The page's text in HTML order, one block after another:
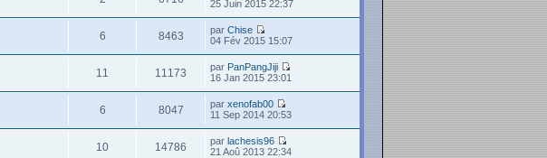
25 Juin 2015 22:37
6 8463 par Chise
04 Fév 2015 15:07
11 11173 par PanPangJiji
16 Jan 2015 23:01
6 8047 par xenofab00
11 Sep 2014 20:53
10 14786 par lachesis96
21 Aoû 2013 22:34